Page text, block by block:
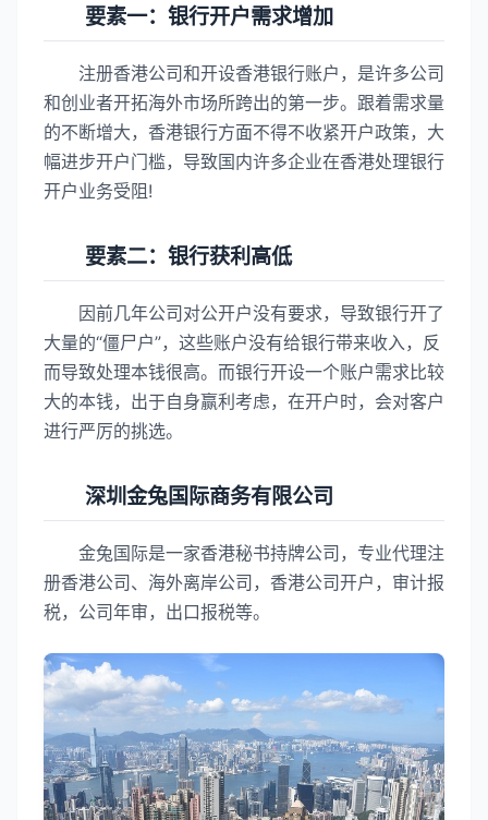
要素一：银行开户需求增加
注册香港公司和开设香港银行账户，是许多公司
和创业者开拓海外市场所跨出的第一步。跟着需求量
的不断增大，香港银行方面不得不收紧开户政策，大
幅进步开户门槛，导致国内许多企业在香港处理银行
开户业务受阻!
要素二：银行获利高低
因前几年公司对公开户没有要求，导致银行开了
大量的“僵尸户”，这些账户没有给银行带来收入，反
而导致处理本钱很高。而银行开设一个账户需求比较
大的本钱，出于自身赢利考虑，在开户时，会对客户
进行严厉的挑选。
深圳金兔国际商务有限公司
金兔国际是一家香港秘书持牌公司，专业代理注
册香港公司、海外离岸公司，香港公司开户，审计报
税，公司年审，出口报税等。